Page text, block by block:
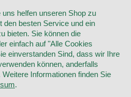
helfen unseren Shop zu
den besten Service und ein
bieten. Sie können die
einfach auf "Alle Cookies
einverstanden Sind, dass wir Ihre
können, anderfalls
Weitere Informationen finden Sie
.